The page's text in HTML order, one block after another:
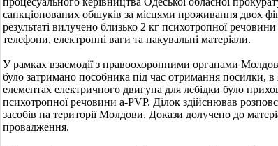
санкціонованих обшуків за місцями проживання двох
результаті вилучено близько 2 кг психотропної
телефони, електронні ваги та пакувальні матеріали.
У рамках взаємодії з правоохоронними органами
було затримано пособника під час отримання посилки, в
елементах електричного двигуна для лебідки було
психотропної речовини a-PVP. Ділок здійснював
засобів на території Молдови. Докази долучено до
провадження.